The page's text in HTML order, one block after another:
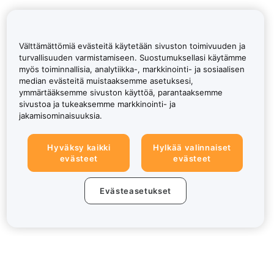
Välttämättömiä evästeitä käytetään sivuston toimivuuden ja
turvallisuuden varmistamiseen. Suostumuksellasi käytämme
myös toiminnallisia, analytiikka-, markkinointi- ja sosiaalisen
median evästeitä muistaaksemme asetuksesi,
ymmärtääksemme sivuston käyttöä, parantaaksemme
sivustoa ja tukeaksemme markkinointi- ja
jakamisominaisuuksia.
Hyväksy kaikki
evästeet
Hylkää valinnaiset
evästeet
Evästeasetukset